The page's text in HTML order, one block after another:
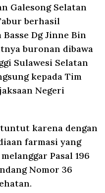
Galesong Selatan
berhasil
Dg Jinne Bin
buronan dibawa
Sulawesi Selatan
kepada Tim
Negeri
karena dengan
farmasi yang
Pasal 196
Nomor 36